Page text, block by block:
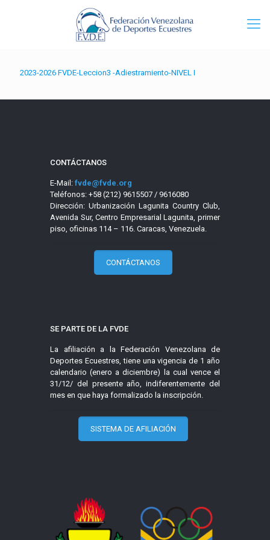
2023-2026 FVDE-Leccion3 -Adiestramiento-NIVEL I
CONTÁCTANOS
E-Mail: fvde@fvde.org
Teléfonos: +58 (212) 9615507 / 9616080
Dirección: Urbanización Lagunita Country Club,
Avenida Sur, Centro Empresarial Lagunita, primer
piso, oficinas 114 – 116. Caracas, Venezuela.
CONTÁCTANOS
SE PARTE DE LA FVDE
La afiliación a la Federación Venezolana de
Deportes Ecuestres, tiene una vigencia de 1 año
calendario (enero a diciembre) la cual vence el
31/12/ del presente año, indiferentemente del
mes en que haya formalizado la inscripción.
SISTEMA DE AFILIACIÓN